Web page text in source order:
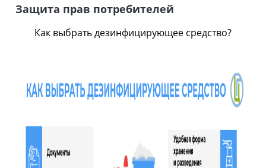
Защита прав потребителей
Как выбрать дезинфицирующее средство?